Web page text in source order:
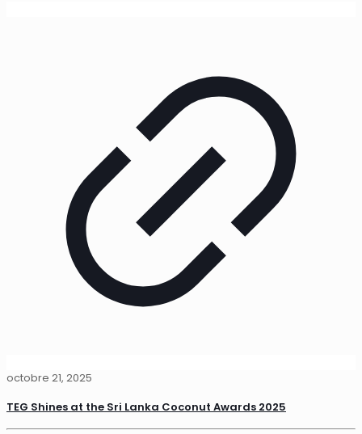
octobre 21, 2025
TEG Shines at the Sri Lanka Coconut Awards 2025